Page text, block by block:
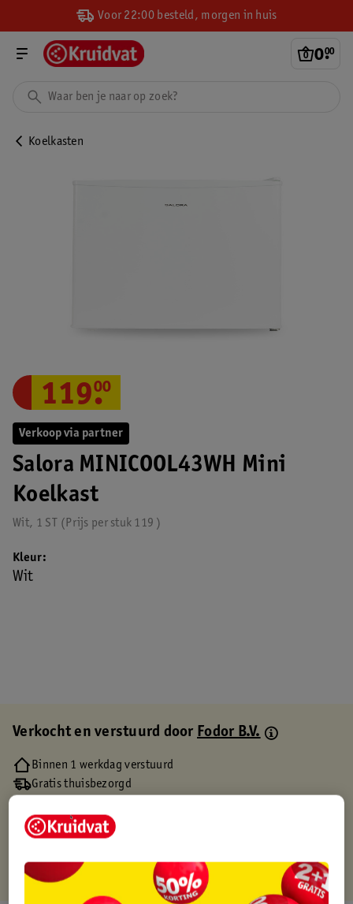
Voor 22:00 besteld, morgen in huis
0.
00
Koelkasten
Verkoop via partner
Salora MINICOOL43WH Mini
Koelkast
Wit, 1 ST 119
Prijs per stuk
119.
00
Kleur
Wit
Verkocht en verstuurd doorFodor B.V.
Binnen 1 werkdag verstuurd
Gratis thuisbezorgd
Gratis punten met je Kruidvat kaart